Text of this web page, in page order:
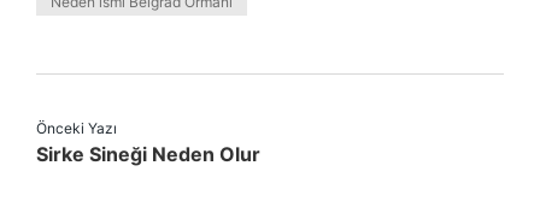
Önceki Yazı
Sirke Sineği Neden Olur